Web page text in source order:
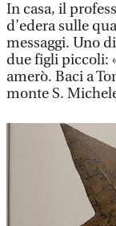
In casa, il
d’edera sulle
messaggi. Uno
due figli piccoli:
amerò. Baci a
monte S.